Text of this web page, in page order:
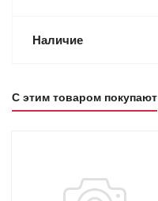
Наличие
С этим товаром покупают